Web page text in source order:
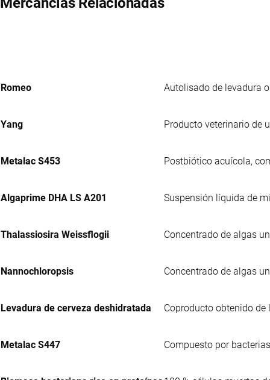
Romeo Autolisado de levadura
Yang Producto veterinario de
Metalac S453 Postbiótico acuícola,
Algaprime DHA LS A201 Suspensión líquida de
Thalassiosira Weissflogii Concentrado de algas
Nannochloropsis Concentrado de algas
Levadura de cerveza deshidratada Coproducto obtenido de
Metalac S447 Compuesto por